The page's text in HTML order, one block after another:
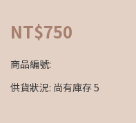
NT$750
商品編號:
供貨狀況: 尚有庫存 5